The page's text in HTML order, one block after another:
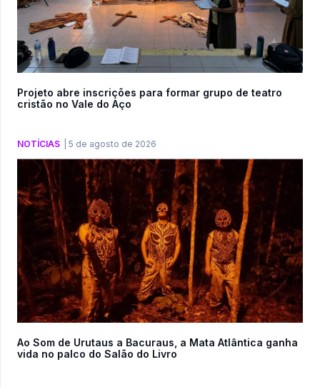
Projeto abre inscrições para formar grupo de teatro
cristão no Vale do Aço
NOTÍCIAS 5 de agosto de 2026
Ao Som de Urutaus a Bacuraus, a Mata Atlântica ganha
vida no palco do Salão do Livro